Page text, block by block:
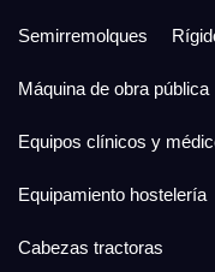
Semirremolques
Máquina de obra pública
Equipos clínicos y
Equipamiento hostelería
Cabezas tractoras